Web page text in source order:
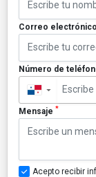
Correo electrónico
Número de
▼
Mensaje *
Acepto recibir